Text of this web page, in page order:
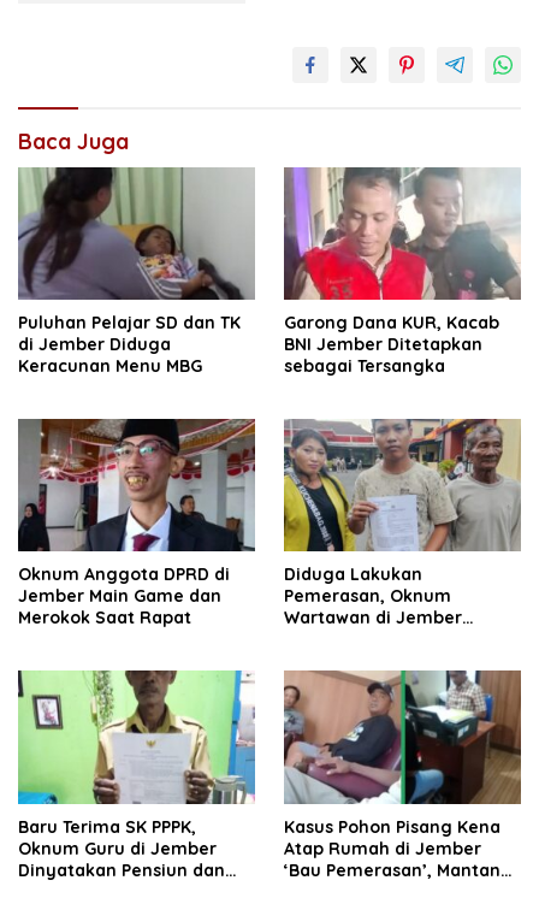
Baca Juga
Puluhan Pelajar SD dan TK
di Jember Diduga
Keracunan Menu MBG
Garong Dana KUR, Kacab
BNI Jember Ditetapkan
sebagai Tersangka
Oknum Anggota DPRD di
Jember Main Game dan
Merokok Saat Rapat
Diduga Lakukan
Pemerasan, Oknum
Wartawan di Jember
Baru Terima SK PPPK,
Oknum Guru di Jember
Dinyatakan Pensiun dan
Kasus Pohon Pisang Kena
Atap Rumah di Jember
‘Bau Pemerasan’, Mantan